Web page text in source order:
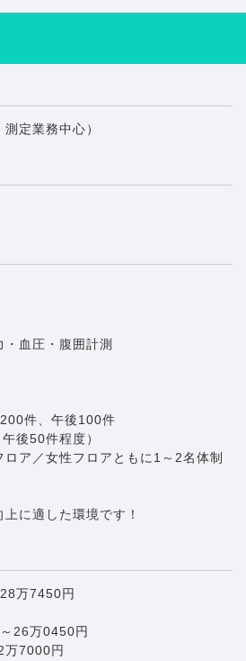
定業務中心）
血圧・腹囲計測
件、午後100件
後50件程度）
ア／女性フロアともに1～2名体制
に適した環境です！
万7450円
26万0450円
万7000円